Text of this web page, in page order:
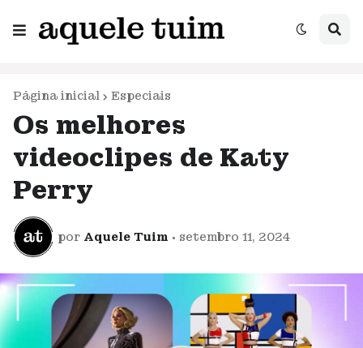
Página inicial Especiais
Os melhores
videoclipes de Katy
Perry
por Aquele Tuim • setembro 11, 2024